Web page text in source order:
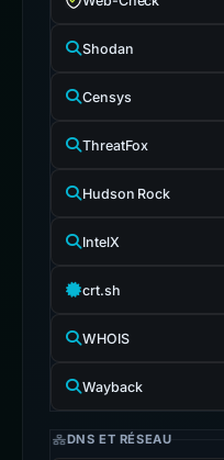
Shodan
Censys
ThreatFox
Hudson Rock
IntelX
crt.sh
WHOIS
Wayback
DNS ET RÉSEAU